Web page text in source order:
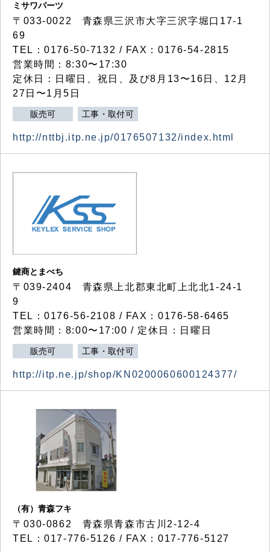
ミサワパーツ
〒033-0022 青森県三沢市大字三沢字堀口17-1
69
TEL：0176-50-7132 / FAX：0176-54-2815
営業時間：8:30〜17:30
定休日：日曜日、祝日、及び8月13〜16日、12月
27日〜1月5日
販売可 工事・取付可
http://nttbj.itp.ne.jp/0176507132/index.html
鍵商とまべち
〒039-2404 青森県上北郡東北町上北北1-24-1
9
TEL：0176-56-2108 / FAX：0176-58-6465
営業時間：8:00〜17:00 / 定休日：日曜日
販売可 工事・取付可
http://itp.ne.jp/shop/KN0200060600124377/
（有）青森フキ
〒030-0862 青森県青森市古川2-12-4
TEL：017-776-5126 / FAX：017-776-5127